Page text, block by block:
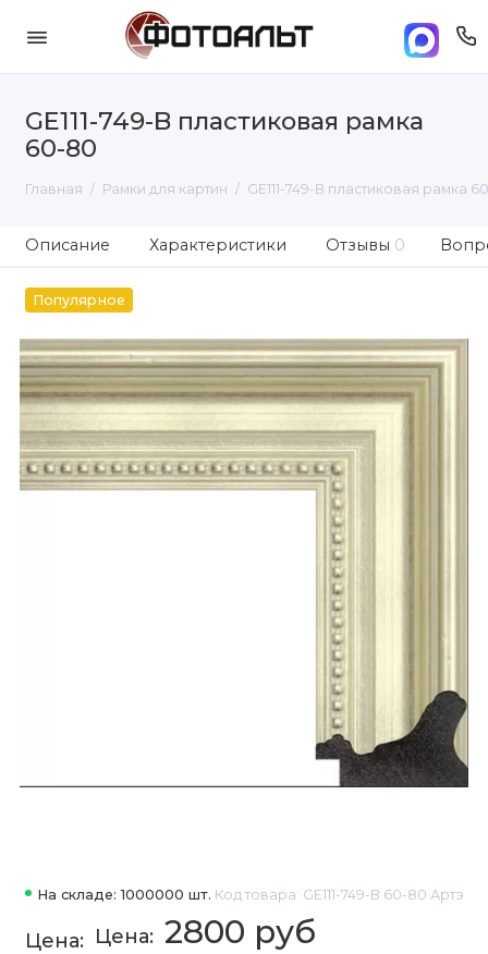
GE111-749-B пластиковая рамка
60-80
Главная Рамки для картин GE111-749-B пластиковая рамка
Описание Характеристики Отзывы 0
Популярное
На складе: 1000000 шт. Код товара: GE111-749-B 60-80 Артэ
2800 руб